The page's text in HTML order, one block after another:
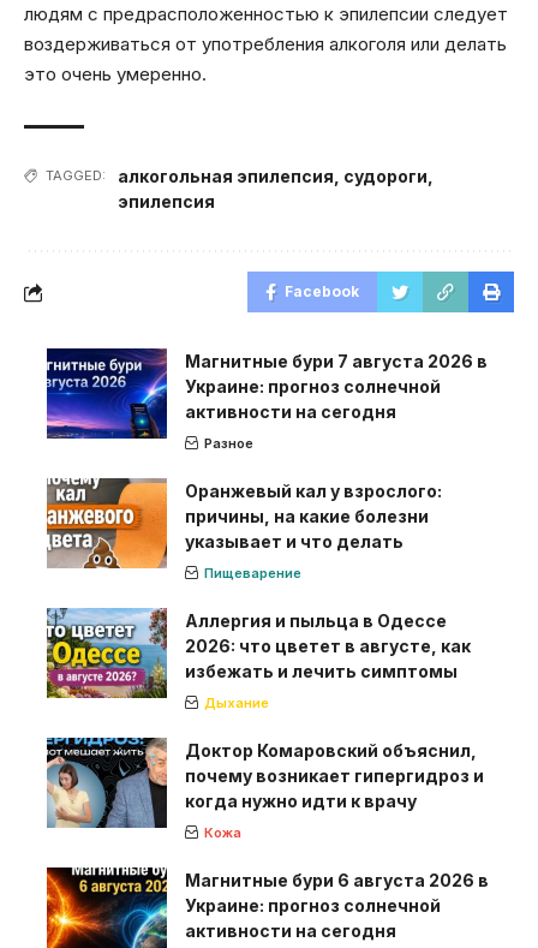
людям с предрасположенностью к эпилепсии следует
воздерживаться от употребления алкоголя или делать
это очень умеренно.
TAGGED: алкогольная эпилепсия судороги
эпилепсия
Facebook
Магнитные бури 7 августа 2026 в
Украине: прогноз солнечной
активности на сегодня
Разное
Оранжевый кал у взрослого:
причины, на какие болезни
указывает и что делать
Пищеварение
Аллергия и пыльца в Одессе
2026: что цветет в августе, как
избежать и лечить симптомы
Дыхание
Доктор Комаровский объяснил,
почему возникает гипергидроз и
когда нужно идти к врачу
Кожа
Магнитные бури 6 августа 2026 в
Украине: прогноз солнечной
активности на сегодня